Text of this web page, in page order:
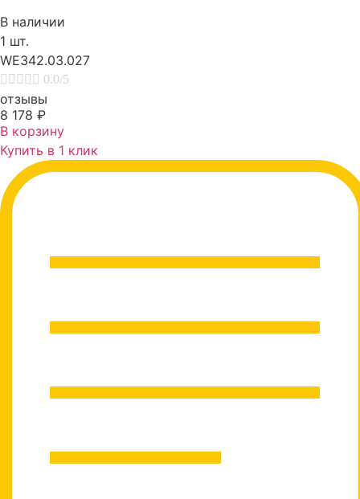
В наличии
1 шт.
WE342.03.027
     0.0/5
отзывы
8 178 ₽
В корзину
Купить в 1 клик